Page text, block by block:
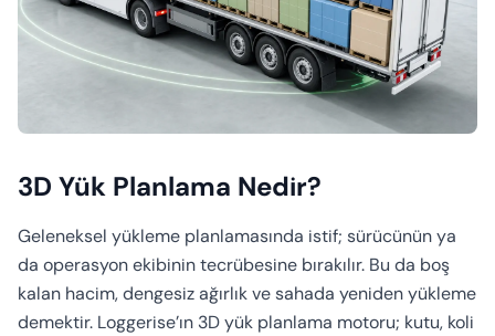
3D Yük Planlama Nedir?
Geleneksel yükleme planlamasında istif; sürücünün ya
da operasyon ekibinin tecrübesine bırakılır. Bu da boş
kalan hacim, dengesiz ağırlık ve sahada yeniden yükleme
demektir. Loggerise’ın 3D yük planlama motoru; kutu, koli